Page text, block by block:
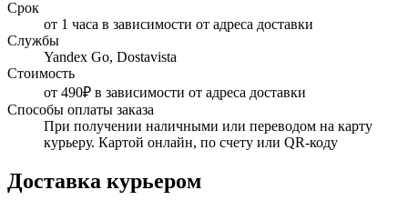
Срок
от 1 часа в зависимости от адреса доставки
Службы
Yandex Go, Dostavista
Стоимость
от 490₽ в зависимости от адреса доставки
Способы оплаты заказа
При получении наличными или переводом на карту
курьеру. Картой онлайн, по счету или QR-коду
Доставка курьером